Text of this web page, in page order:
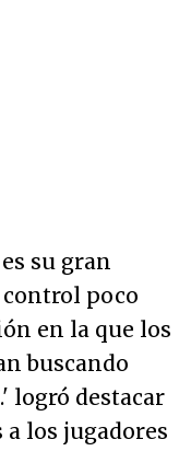
su gran
poco
en la que los
buscando
logró destacar
los jugadores